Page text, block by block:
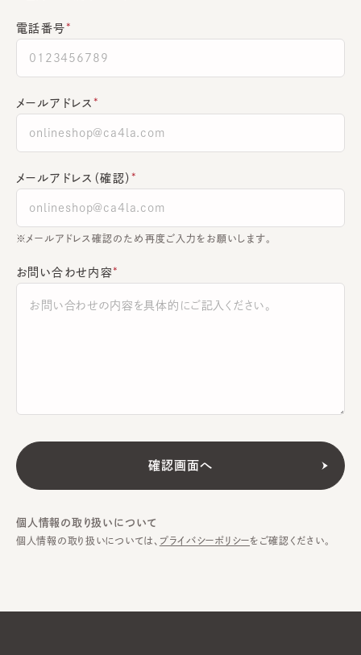
電話番号
メールアドレス
メールアドレス（確認）
※メールアドレス確認のため再度ご入力をお願いします。
お問い合わせ内容
個人情報の取り扱いについて
個人情報の取り扱いについては、 プライバシーポリシーをご確認ください。